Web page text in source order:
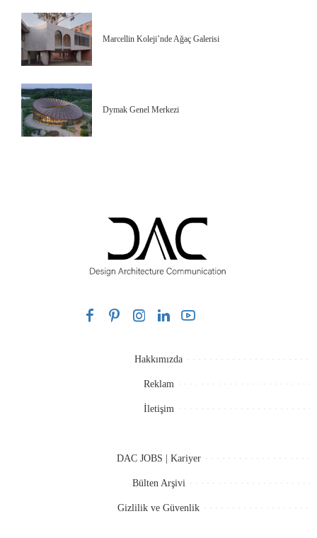
Marcellin Koleji’nde Ağaç Galerisi
Dymak Genel Merkezi
Hakkımızda
Reklam
İletişim
DAC JOBS | Kariyer
Bülten Arşivi
Gizlilik ve Güvenlik